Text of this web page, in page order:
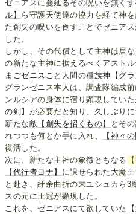
ゼニアスに蔓延るその呪いを無く
ル】
ら守護天使達の協力を経て神
た創失の呪いを倒すことでゼニア
した。
しかし、その代償として主神は居
の新たな主神に据えるべくアスト
まごゼニスこと人間の種族神 【グ
グランゼニス本人は、調査隊編成
ンルシアの身体に宿り顕現してい
の剣】 が必要だと知り、久しぶり
新たな敵 【創失を招くもの】
とそ
れつつも何とか手に入れ、
【神々
復活した。
次に、新たな主神の象徴ともなる
【代行者ヨナ】 に課せられた大魔
と赴き、紆余曲折の末ユシュカら3
スの元に王冠が顕現した。
これを、ゼニアスにて欲していた